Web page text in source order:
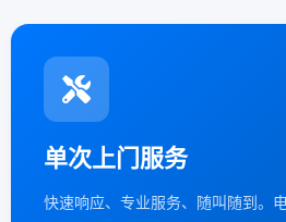
单次上门服务
快速响应、专业服务、随叫随到。